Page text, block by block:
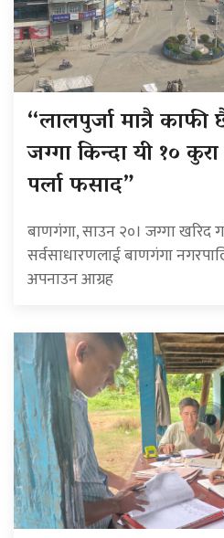
“लालपुर्जा मात्रै
जग्गा किन्दा यी १०
पर्ला फसाद”
बाणगंगा, साउन २०। जग्गा खरिद
सर्वसाधारणलाई बाणगंगा
अपनाउन आग्रह